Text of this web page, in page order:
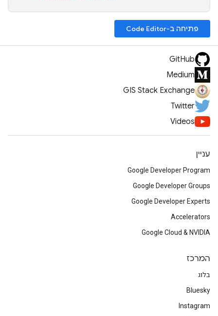
פתיחה ב-Code Editor
GitHub
Medium
GIS Stack Exchange
Twitter
Videos
עניין
Google Developer Program
Google Developer Groups
Google Developer Experts
Accelerators
Google Cloud & NVIDIA
המרכז
בלוג
Bluesky
Instagram